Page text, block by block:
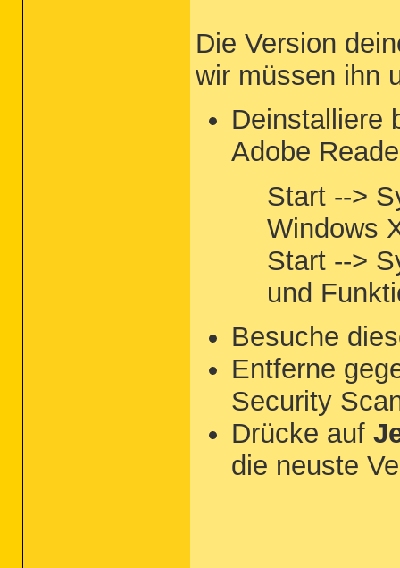
Die Version
wir müssen ihn
Deinstalliere
Adobe
Start -->
Windows
Start -->
und
Besuche
Entferne
Security
Drücke auf
die neuste